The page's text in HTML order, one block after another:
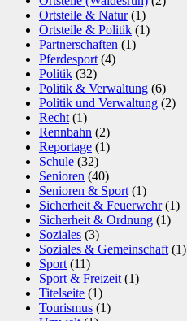
Ortsteile & Natur(1)
Ortsteile & Politik (1)
Partnerschaften (1)
Pferdesport (4)
Politik (32)
Politik & Verwaltung (6)
Politik und Verwaltung (2)
Recht (1)
Rennbahn (2)
Reportage (1)
Schule (32)
Senioren (40)
Senioren & Sport (1)
Sicherheit & Feuerwehr(1)
Sicherheit & Ordnung (1)
Soziales (3)
Soziales & Gemeinschaft (1)
Sport (11)
Sport & Freizeit (1)
Titelseite (1)
Tourismus (1)